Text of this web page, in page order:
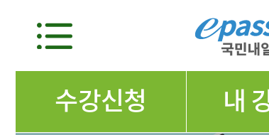
수강신청 내